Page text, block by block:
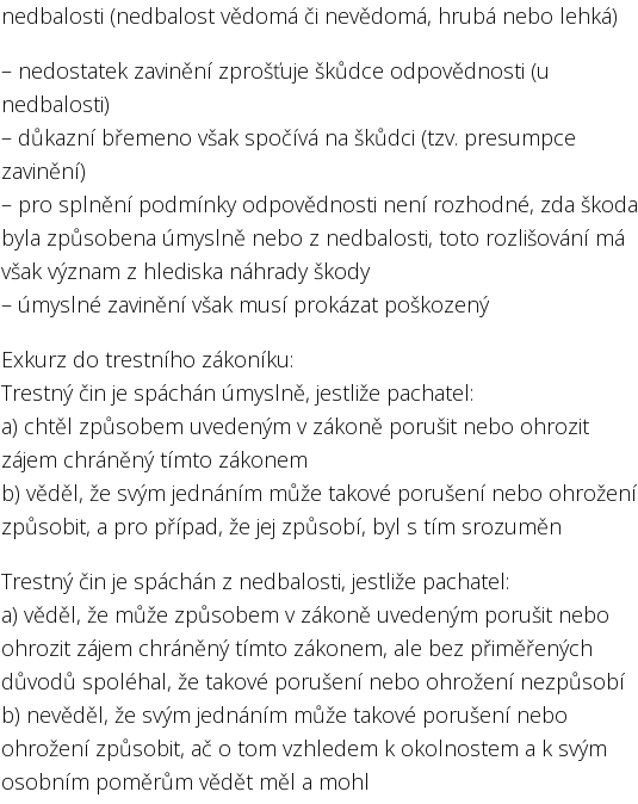
nedbalosti (nedbalost vědomá či nevědomá, hrubá nebo lehká)
– nedostatek zavinění zprošťuje škůdce odpovědnosti (u
nedbalosti)
– důkazní břemeno však spočívá na škůdci (tzv. presumpce
zavinění)
– pro splnění podmínky odpovědnosti není rozhodné, zda škoda
byla způsobena úmyslně nebo z nedbalosti, toto rozlišování má
však význam z hlediska náhrady škody
– úmyslné zavinění však musí prokázat poškozený
Exkurz do trestního zákoníku:
Trestný čin je spáchán úmyslně, jestliže pachatel:
a) chtěl způsobem uvedeným v zákoně porušit nebo ohrozit
zájem chráněný tímto zákonem
b) věděl, že svým jednáním může takové porušení nebo ohrožení
způsobit, a pro případ, že jej způsobí, byl s tím srozuměn
Trestný čin je spáchán z nedbalosti, jestliže pachatel:
a) věděl, že může způsobem v zákoně uvedeným porušit nebo
ohrozit zájem chráněný tímto zákonem, ale bez přiměřených
důvodů spoléhal, že takové porušení nebo ohrožení nezpůsobí
b) nevěděl, že svým jednáním může takové porušení nebo
ohrožení způsobit, ač o tom vzhledem k okolnostem a k svým
osobním poměrům vědět měl a mohl